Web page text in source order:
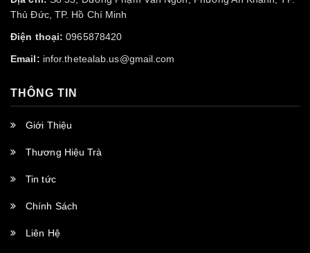
Thủ Đức, TP. Hồ Chí Minh
Điện thoại: 0965878420
Email: infor.thetealab.us@gmail.com
THÔNG TIN
Giới Thiệu
Thương Hiệu Trà
Tin tức
Chính Sách
Liên Hệ